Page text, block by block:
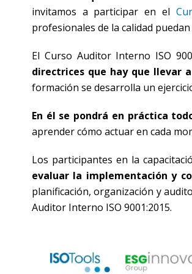
invitamos a participar en el
profesionales de la calidad
El Curso Auditor Interno ISO
directrices que hay que llevar
formación se desarrolla un
En él se pondrá en práctica
aprender cómo actuar en cada
Los participantes en la
evaluar la implementación y
planificación, organización y
Auditor Interno ISO 9001:2015.